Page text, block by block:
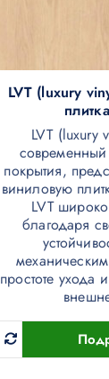
LVT (luxury
LVT (luxury
покрытия,
виниловую
LVT
благодаря
простоте ухода